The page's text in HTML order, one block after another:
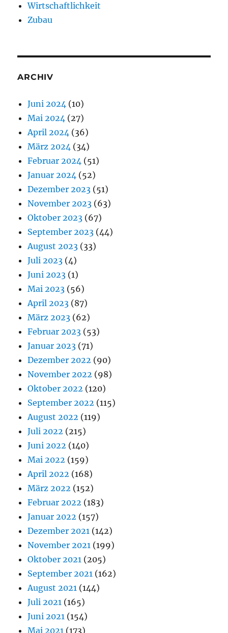
Wirtschaftlichkeit
Zubau
ARCHIV
Juni 2024 (10)
Mai 2024 (27)
April 2024 (36)
März 2024 (34)
Februar 2024 (51)
Januar 2024 (52)
Dezember 2023 (51)
November 2023 (63)
Oktober 2023 (67)
September 2023 (44)
August 2023 (33)
Juli 2023 (4)
Juni 2023 (1)
Mai 2023 (56)
April 2023 (87)
März 2023 (62)
Februar 2023 (53)
Januar 2023 (71)
Dezember 2022 (90)
November 2022 (98)
Oktober 2022 (120)
September 2022 (115)
August 2022 (119)
Juli 2022 (215)
Juni 2022 (140)
Mai 2022 (159)
April 2022 (168)
März 2022 (152)
Februar 2022 (183)
Januar 2022 (157)
Dezember 2021 (142)
November 2021 (199)
Oktober 2021 (205)
September 2021 (162)
August 2021 (144)
Juli 2021 (165)
Juni 2021 (154)
Mai 2021 (173)